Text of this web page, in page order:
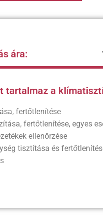
ára:
tartalmaz a
fertőtlenítése
fertőtlenítése, egyes
ellenőrzése
tisztítása és